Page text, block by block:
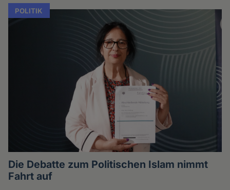
POLITIK
Die Debatte zum Politischen Islam nimmt
Fahrt auf